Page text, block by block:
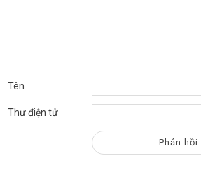
Tên
Thư điện tử